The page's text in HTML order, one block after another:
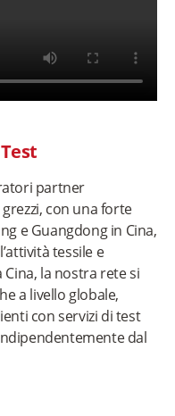
partner
con una forte
e Guangdong in Cina,
tessile e
la nostra rete si
a livello globale,
con servizi di test
dal